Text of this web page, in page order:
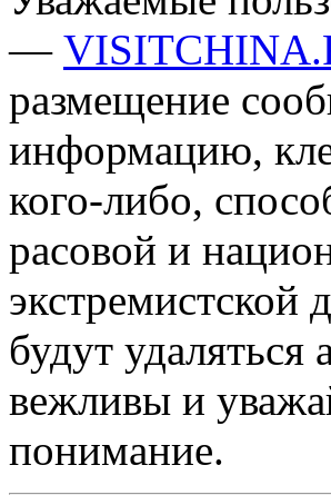
—
размещение
информацию,
кого-либо,
расовой и
экстремистской
будут удаляться
вежливы и
понимание.